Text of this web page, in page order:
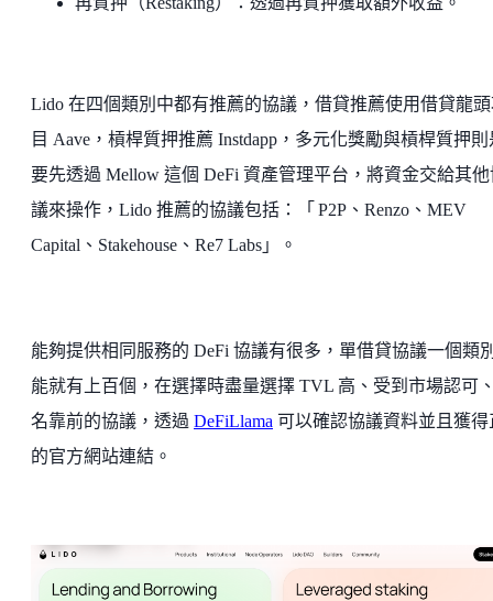
Lido 在四個類別中都有推薦的協議，借貸推薦使用借貸龍
目 Aave，槓桿質押推薦 Instdapp，多元化獎勵與槓桿質押
要先透過 Mellow 這個 DeFi 資產管理平台，將資金交給其他
議來操作，Lido 推薦的協議包括：「 P2P、Renzo、MEV
Capital、Stakehouse、Re7 Labs」。
能夠提供相同服務的 DeFi 協議有很多，單借貸協議一個類
能就有上百個，在選擇時盡量選擇 TVL 高、受到市場認可
名靠前的協議，透過 DeFiLlama 可以確認協議資料並且獲得
的官方網站連結。